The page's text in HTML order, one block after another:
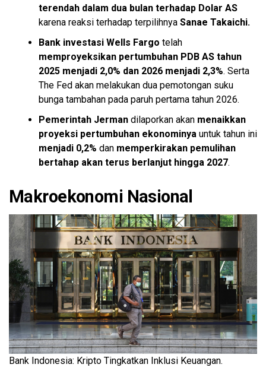
terendah dalam dua bulan terhadap Dolar AS
karena reaksi terhadap terpilihnya Sanae Takaichi.
Bank investasi Wells Fargo telah
memproyeksikan pertumbuhan PDB AS tahun
2025 menjadi 2,0% dan 2026 menjadi 2,3%. Serta
The Fed akan melakukan dua pemotongan suku
bunga tambahan pada paruh pertama tahun 2026.
Pemerintah Jerman dilaporkan akan menaikkan
proyeksi pertumbuhan ekonominya untuk tahun ini
menjadi 0,2% dan memperkirakan pemulihan
bertahap akan terus berlanjut hingga 2027.
Makroekonomi Nasional
Bank Indonesia: Kripto Tingkatkan Inklusi Keuangan.